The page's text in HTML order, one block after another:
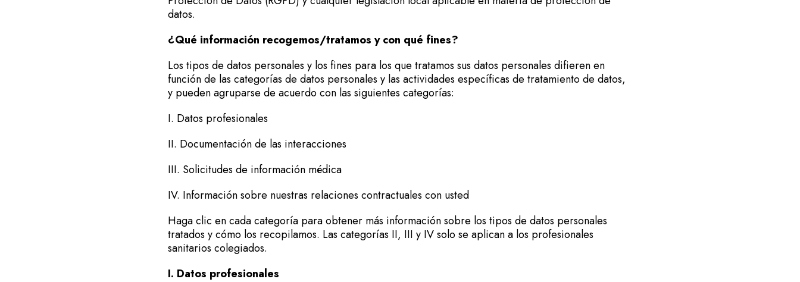
datos.
¿Qué información recogemos/tratamos y con qué fines?
Los tipos de datos personales y los fines para los que tratamos sus datos personales difieren en
función de las categorías de datos personales y las actividades específicas de tratamiento de datos,
y pueden agruparse de acuerdo con las siguientes categorías:
I. Datos profesionales
II. Documentación de las interacciones
III. Solicitudes de información médica
IV. Información sobre nuestras relaciones contractuales con usted
Haga clic en cada categoría para obtener más información sobre los tipos de datos personales
tratados y cómo los recopilamos. Las categorías II, III y IV solo se aplican a los profesionales
sanitarios colegiados.
I. Datos profesionales